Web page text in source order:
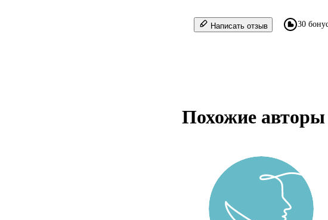
Написать отзыв 30
Похожие авторы